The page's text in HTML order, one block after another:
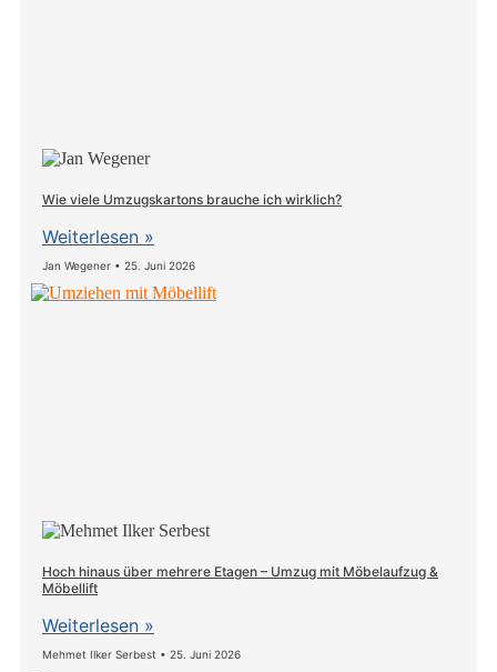
Wie viele Umzugskartons brauche ich wirklich?
Weiterlesen »
Jan Wegener 25. Juni 2026
Hoch hinaus über mehrere Etagen – Umzug mit Möbelaufzug &
Möbellift
Weiterlesen »
Mehmet Ilker Serbest 25. Juni 2026